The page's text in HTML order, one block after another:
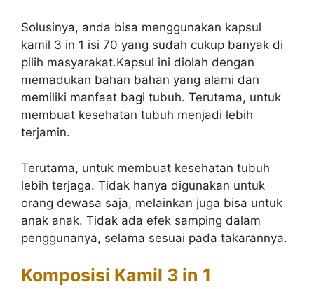
Solusinya, anda bisa menggunakan kapsul
kamil 3 in 1 isi 70 yang sudah cukup banyak di
pilih masyarakat.Kapsul ini diolah dengan
memadukan bahan bahan yang alami dan
memiliki manfaat bagi tubuh. Terutama, untuk
membuat kesehatan tubuh menjadi lebih
terjamin.
Terutama, untuk membuat kesehatan tubuh
lebih terjaga. Tidak hanya digunakan untuk
orang dewasa saja, melainkan juga bisa untuk
anak anak. Tidak ada efek samping dalam
penggunanya, selama sesuai pada takarannya.
Komposisi Kamil 3 in 1